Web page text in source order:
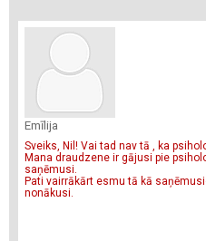
Emīlija
Sveiks, Nil! Vai tad nav tā , ka
Mana draudzene ir gājusi pie
saņēmusi.
Pati vairrākārt esmu tā kā
nonākusi.